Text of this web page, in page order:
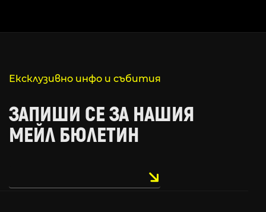
Ексклузивно инфо и събития
ЗАПИШИ СЕ ЗА НАШИЯ
МЕЙЛ БЮЛЕТИН